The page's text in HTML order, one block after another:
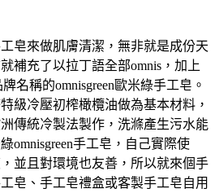
皂來做肌膚清潔，無非就是成份天
補充了以拉丁語全部omnis，加上
名稱的omnisgreen歐米綠手工皂。
級冷壓初榨橄欖油做為基本材料，
傳統冷製法製作，洗滌產生污水能
omnisgreen手工皂，自己實際使
並且對環境也友善，所以就來個手
皂、手工皂禮盒或客製手工皂自用